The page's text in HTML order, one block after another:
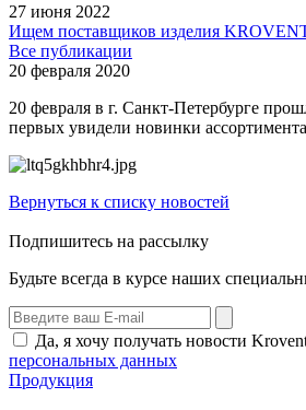
27 июня 2022
Ищем поставщиков изделия
Все публикации
20 февраля 2020
20 февраля в г. Санкт-Петербурге
первых увидели новинки ассортимента
Вернуться к списку новостей
Подпишитесь на рассылку
Будьте всегда в курсе наших
Да, я хочу получать новости
персональных данных
Продукция